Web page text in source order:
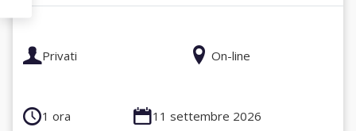
Privati On-line
1 ora 11 settembre 2026